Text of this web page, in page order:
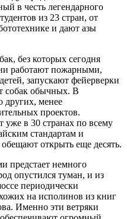
в честь легендарного
из 23 стран, от
и дают азы
без которых сегодня
работают пожарными,
запускают фейерверки
собак обычных. В
других, менее
проектов.
уже в 30 странах по всему
стандартам и
открыть еще десять.
предстает немного
опустился туман, и из
периодически
на исполинов из книг
Именно эти ветряки